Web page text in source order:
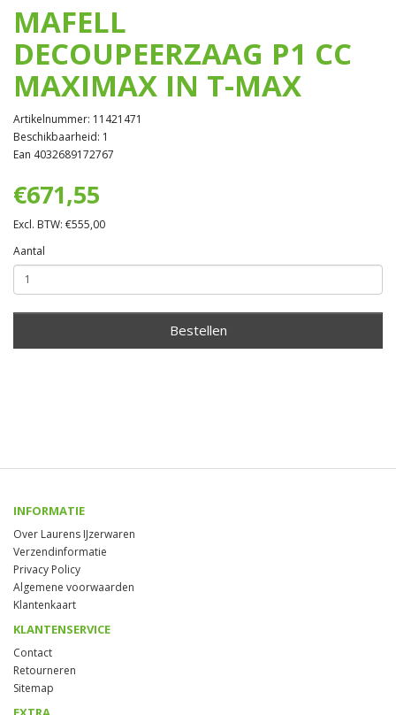
MAFELL
DECOUPEERZAAG P1 CC
MAXIMAX IN T-MAX
Artikelnummer: 11421471
Beschikbaarheid: 1
Ean 4032689172767
€671,55
Excl. BTW: €555,00
Aantal
Bestellen
INFORMATIE
Over Laurens IJzerwaren
Verzendinformatie
Privacy Policy
Algemene voorwaarden
Klantenkaart
KLANTENSERVICE
Contact
Retourneren
Sitemap